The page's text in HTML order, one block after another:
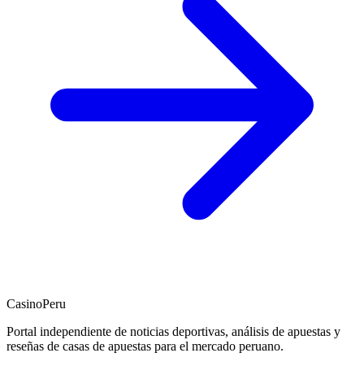
CasinoPeru
Portal independiente de noticias deportivas, análisis de apuestas y
reseñas de casas de apuestas para el mercado peruano.